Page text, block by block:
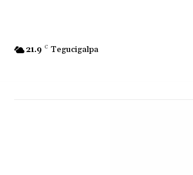
21.9 C Tegucigalpa